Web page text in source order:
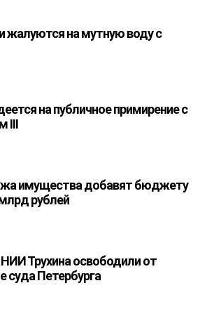
на мутную воду с
на публичное примирение с
III
имущества добавят бюджету
рублей
Трухина освободили от
суда Петербурга